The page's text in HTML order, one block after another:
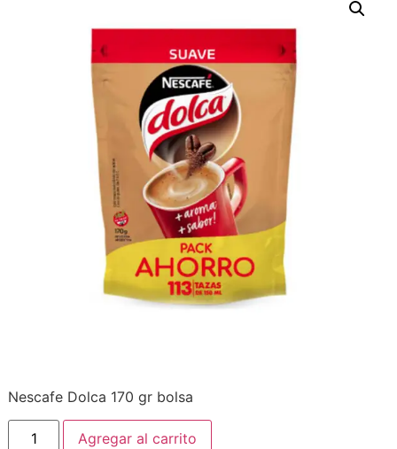
Nescafe Dolca 170 gr bolsa
Agregar al carrito